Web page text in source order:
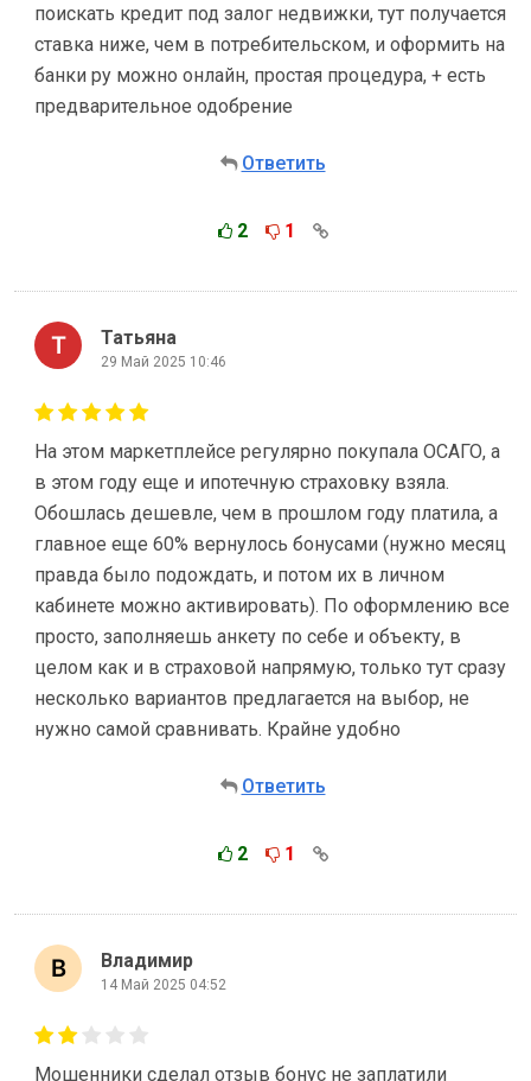
поискать кредит под залог недвижки, тут получается
ставка ниже, чем в потребительском, и оформить на
банки ру можно онлайн, простая процедура, + есть
предварительное одобрение
Ответить
2 1
Татьяна
29 Май 2025 10:46
На этом маркетплейсе регулярно покупала ОСАГО, а
в этом году еще и ипотечную страховку взяла.
Обошлась дешевле, чем в прошлом году платила, а
главное еще 60% вернулось бонусами (нужно месяц
правда было подождать, и потом их в личном
кабинете можно активировать). По оформлению все
просто, заполняешь анкету по себе и объекту, в
целом как и в страховой напрямую, только тут сразу
несколько вариантов предлагается на выбор, не
нужно самой сравнивать. Крайне удобно
Ответить
2 1
Владимир
14 Май 2025 04:52
Мошенники сделал отзыв бонус не заплатили